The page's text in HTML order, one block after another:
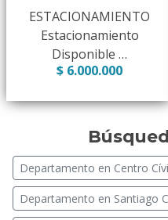
ESTACIONAMIENTO
Estacionamiento
Disponible …
$ 6.000.000
Departamento en Centro
Departamento en Santiago